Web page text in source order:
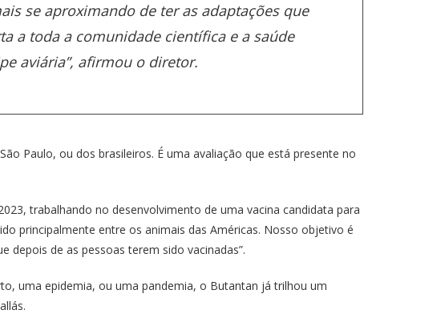
se aproximando de ter as adaptações que
a toda a comunidade científica e a saúde
aviária”, afirmou o diretor.
Paulo, ou dos brasileiros. É uma avaliação que está presente no
trabalhando no desenvolvimento de uma vacina candidata para
principalmente entre os animais das Américas. Nosso objetivo é
depois de as pessoas terem sido vacinadas”.
uma epidemia, ou uma pandemia, o Butantan já trilhou um